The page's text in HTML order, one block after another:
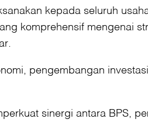
kepada seluruh
komprehensif mengenai
pengembangan
sinergi antara BPS,